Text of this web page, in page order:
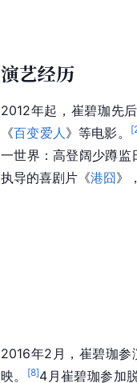
演艺经历
2012年起，崔碧珈先
《百变爱人 》等电影。 [
一世界：高登阔少蹲监
执导的喜剧片《港囧》
2016年2月，崔碧珈参
映。
[8]4月崔碧珈参加